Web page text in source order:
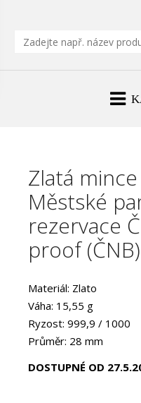
Zlatá
Městské
rezervace
proof (ČNB)
Materiál: Zlato
Váha: 15,55 g
Ryzost: 999,9 / 1000
Průměr: 28 mm
Provedení: PROOF
DOSTUPNÉ OD